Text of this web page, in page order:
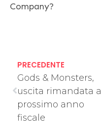
Company?
PRECEDENTE
Gods & Monsters,
uscita rimandata al
prossimo anno
fiscale